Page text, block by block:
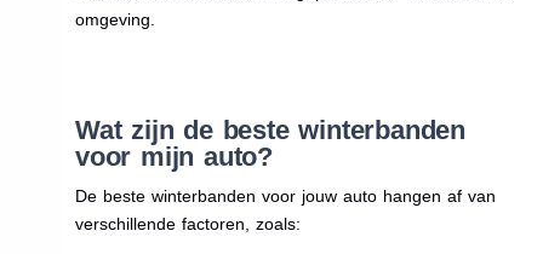
omgeving.
Wat zijn de beste winterbanden
voor mijn auto?
De beste winterbanden voor jouw auto hangen af van
verschillende factoren, zoals: